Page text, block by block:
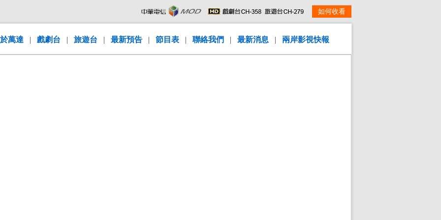
如何收看
萬達 | 戲劇台 | 旅遊台 | 最新預告 | 節目表 | 聯絡我們 | 最新消息 | 兩岸影視快報